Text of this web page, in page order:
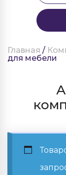
Главная /
для мебели